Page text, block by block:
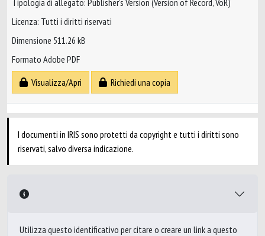
Tipologia di allegato: Publisher’s Version (Version of Record, VoR)
Licenza: Tutti i diritti riservati
Dimensione 511.26 kB
Formato Adobe PDF
Visualizza/Apri
Richiedi una copia
I documenti in IRIS sono protetti da copyright e tutti i diritti sono
riservati, salvo diversa indicazione.
Utilizza questo identificativo per citare o creare un link a questo